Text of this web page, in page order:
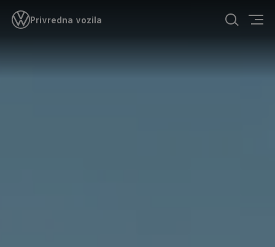
Privredna vozila